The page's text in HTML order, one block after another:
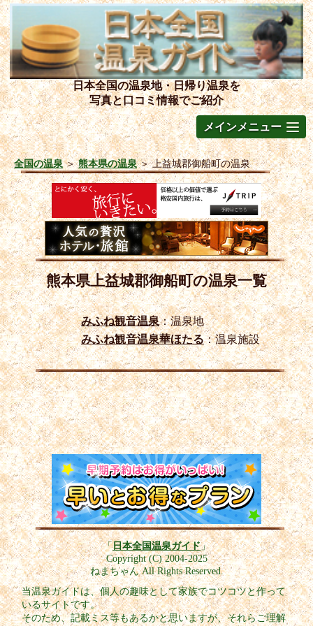
日本全国の温泉地・日帰り温泉を
写真と口コミ情報でご紹介
メインメニュー
全国の温泉＞熊本県の温泉＞上益城郡御船町の温泉
熊本県上益城郡御船町の温泉一覧
みふね観音温泉：温泉地
みふね観音温泉華ほたる：温泉施設
「日本全国温泉ガイド」
Copyright (C) 2004-2025
ねまちゃん All Rights Reserved.
当温泉ガイドは、個人の趣味として家族でコツコツと作って
いるサイトです。
そのため、記載ミス等もあるかと思いますが、それらご理解